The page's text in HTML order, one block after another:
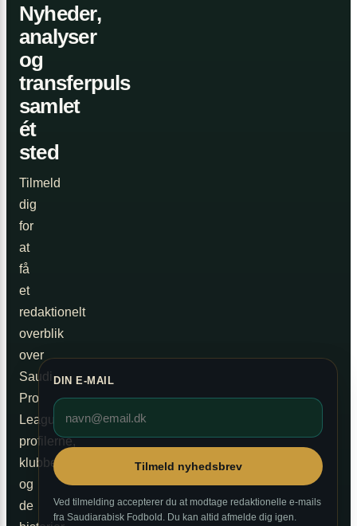
Nyheder,
analyser
og
transferpuls
samlet
ét
sted
Tilmeld
dig
for
at
få
et
redaktionelt
overblik
over
Saudi
Pro
League,
profilerne,
klubberne
og
de
DIN E-MAIL
Tilmeld nyhedsbrev
Ved tilmelding accepterer du at modtage redaktionelle e-mails
fra Saudiarabisk Fodbold. Du kan altid afmelde dig igen.